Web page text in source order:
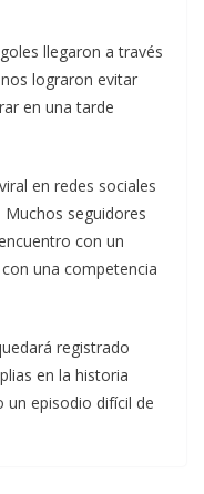
llegaron a través
lograron evitar
en una tarde
en redes sociales
seguidores
con un
una competencia
registrado
en la historia
episodio difícil de